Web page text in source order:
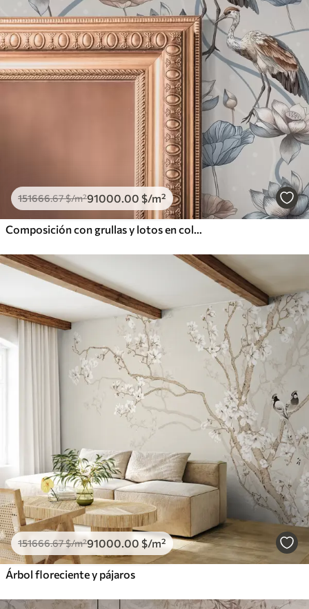
151666.67$/m²91000.00 $/m²
Composición con grullas y lotos en colores pastel
151666.67$/m²91000.00 $/m²
Árbol floreciente y pájaros